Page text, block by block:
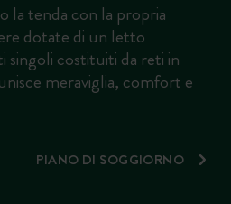
la tenda con la propria
dotate di un letto
singoli costituiti da reti in
meraviglia, comfort e
PIANO DI SOGGIORNO